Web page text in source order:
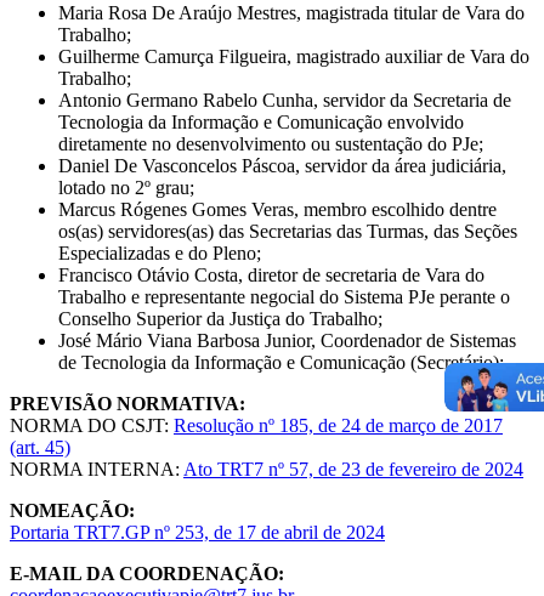
Maria Rosa De Araújo Mestres, magistrada titular de Vara do
Trabalho;
Guilherme Camurça Filgueira, magistrado auxiliar de Vara do
Trabalho;
Antonio Germano Rabelo Cunha, servidor da Secretaria de
Tecnologia da Informação e Comunicação envolvido
diretamente no desenvolvimento ou sustentação do PJe;
Daniel De Vasconcelos Páscoa, servidor da área judiciária,
lotado no 2º grau;
Marcus Rógenes Gomes Veras, membro escolhido dentre
os(as) servidores(as) das Secretarias das Turmas, das Seções
Especializadas e do Pleno;
Francisco Otávio Costa, diretor de secretaria de Vara do
Trabalho e representante negocial do Sistema PJe perante o
Conselho Superior da Justiça do Trabalho;
José Mário Viana Barbosa Junior, Coordenador de Sistemas
de Tecnologia da Informação e Comunicação (Secretário);
PREVISÃO NORMATIVA:
NORMA DO CSJT: Resolução nº 185, de 24 de março de 2017
(art. 45)
NORMA INTERNA: Ato TRT7 nº 57, de 23 de fevereiro de 2024
NOMEAÇÃO:
Portaria TRT7.GP nº 253, de 17 de abril de 2024
E-MAIL DA COORDENAÇÃO: